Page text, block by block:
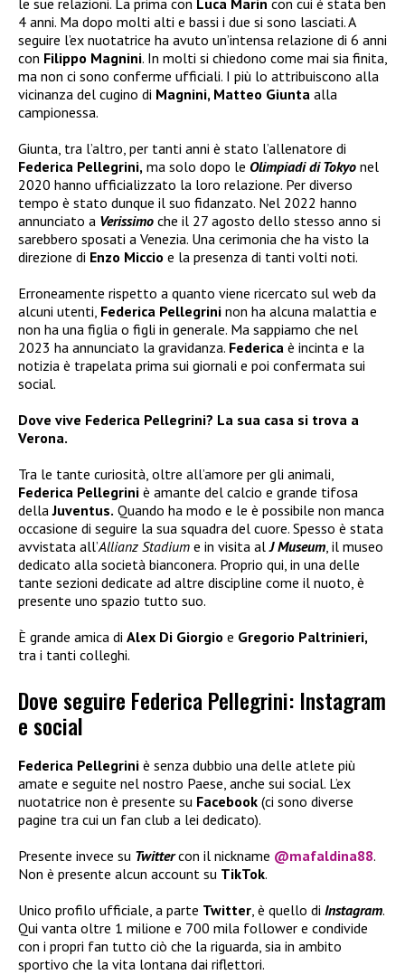
4 anni. Ma dopo molti alti e bassi i due si sono lasciati. A
seguire l’ex nuotatrice ha avuto un’intensa relazione di 6 anni
con Filippo Magnini. In molti si chiedono come mai sia finita,
ma non ci sono conferme ufficiali. I più lo attribuiscono alla
vicinanza del cugino di Magnini, Matteo Giunta alla
campionessa.
Giunta, tra l’altro, per tanti anni è stato l’allenatore di
Federica Pellegrini, ma solo dopo le Olimpiadi di Tokyo nel
2020 hanno ufficializzato la loro relazione. Per diverso
tempo è stato dunque il suo fidanzato. Nel 2022 hanno
annunciato a Verissimo che il 27 agosto dello stesso anno si
sarebbero sposati a Venezia. Una cerimonia che ha visto la
direzione di Enzo Miccio e la presenza di tanti volti noti.
Erroneamente rispetto a quanto viene ricercato sul web da
alcuni utenti, Federica Pellegrini non ha alcuna malattia e
non ha una figlia o figli in generale. Ma sappiamo che nel
2023 ha annunciato la gravidanza. Federica è incinta e la
notizia è trapelata prima sui giornali e poi confermata sui
social.
Dove vive Federica Pellegrini? La sua casa si trova a
Verona.
Tra le tante curiosità, oltre all’amore per gli animali,
Federica Pellegrini è amante del calcio e grande tifosa
dellaJuventus. Quando ha modo e le è possibile non manca
occasione di seguire la sua squadra del cuore. Spesso è stata
avvistata all’Allianz Stadium e in visita alJ Museum , il museo
dedicato alla società bianconera. Proprio qui, in una delle
tante sezioni dedicate ad altre discipline come il nuoto, è
presente uno spazio tutto suo.
È grande amica di Alex Di Giorgio e Gregorio Paltrinieri,
tra i tanti colleghi.
Dove seguire Federica Pellegrini: Instagram
e social
Federica Pellegrini è senza dubbio una delle atlete più
amate e seguite nel nostro Paese, anche sui social. L’ex
nuotatrice non è presente su Facebook (ci sono diverse
pagine tra cui un fan club a lei dedicato).
Presente invece su Twittercon il nickname @mafaldina88.
Non è presente alcun account su TikTok.
Unico profilo ufficiale, a parte Twitter, è quello di Instagram.
Qui vanta oltre 1 milione e 700 mila follower e condivide
con i propri fan tutto ciò che la riguarda, sia in ambito
sportivo che la vita lontana dai riflettori.